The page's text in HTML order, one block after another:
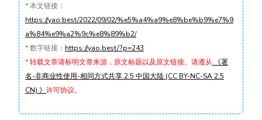
*本文链接：
https://yao.best/2022/09/02/%e5%a4%a9%e8%be%b9%e7%9
a%84%e9%a2%9c%e8%89%b2/
*数字链接： https://yao.best/?p=243
*转载文章请标明文章来源，原文标题以及原文链接。请遵从 《署
名-非商业性使用-相同方式共享 2.5 中国大陆 (CC BY-NC-SA 2.5
CN) 》 许可协议。